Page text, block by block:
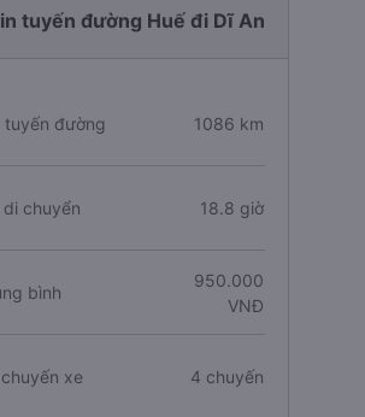
tuyến đường Huế đi Dĩ An
tuyến đường 1086 km
chuyển 18.8 giờ
bình
950.000
VNĐ
xe 4 chuyến